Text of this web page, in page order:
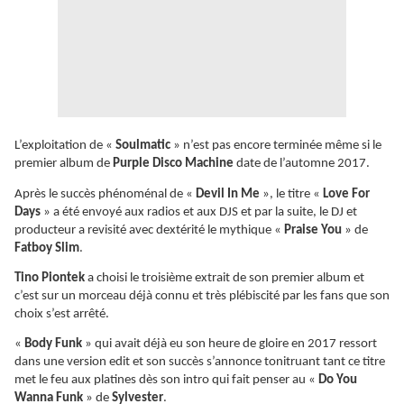
L’exploitation de « Soulmatic » n’est pas encore terminée même si le
premier album de Purple Disco Machine date de l’automne 2017.
Après le succès phénoménal de « Devil In Me », le titre « Love For
Days » a été envoyé aux radios et aux DJS et par la suite, le DJ et
producteur a revisité avec dextérité le mythique « Praise You » de
Fatboy Slim.
Tino Piontek a choisi le troisième extrait de son premier album et
c’est sur un morceau déjà connu et très plébiscité par les fans que son
choix s’est arrêté.
« Body Funk » qui avait déjà eu son heure de gloire en 2017 ressort
dans une version edit et son succès s’annonce tonitruant tant ce titre
met le feu aux platines dès son intro qui fait penser au « Do You
Wanna Funk » de Sylvester.